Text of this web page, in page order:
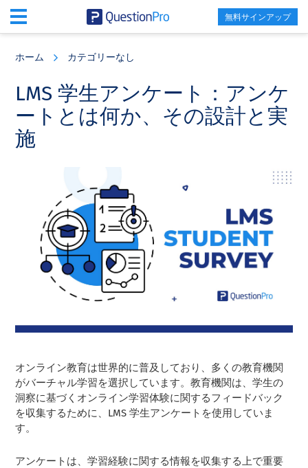
content
sidebar
無料サインアップ
ホーム カテゴリーなし
LMS 学生アンケート：アンケ
ートとは何か、その設計と実
施
オンライン教育は世界的に普及しており、多くの教育機関
がバーチャル学習を選択しています。教育機関は、学生の
洞察に基づくオンライン学習体験に関するフィードバック
を収集するために、LMS 学生アンケートを使用していま
す。
アンケートは、学習経験に関する情報を収集する上で重要